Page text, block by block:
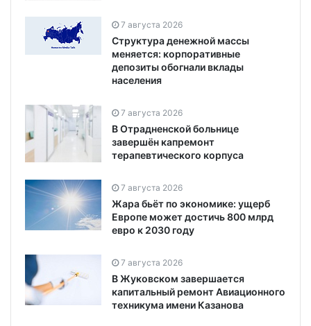
7 августа 2026
Структура денежной массы
меняется: корпоративные
депозиты обогнали вклады
населения
7 августа 2026
В Отрадненской больнице
завершён капремонт
терапевтического корпуса
7 августа 2026
Жара бьёт по экономике: ущерб
Европе может достичь 800 млрд
евро к 2030 году
7 августа 2026
В Жуковском завершается
капитальный ремонт Авиационного
техникума имени Казанова